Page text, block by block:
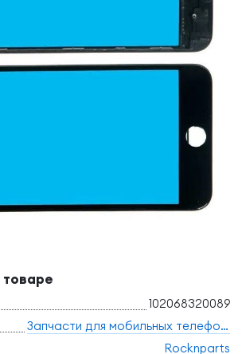
102068320089
Запчасти для мобильных телефонов
Rocknparts